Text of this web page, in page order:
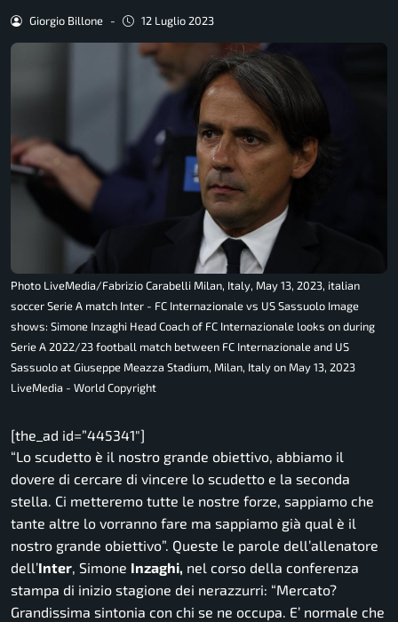
Giorgio Billone - 12 Luglio 2023
Photo LiveMedia/Fabrizio Carabelli Milan, Italy, May 13, 2023, italian
soccer Serie A match Inter - FC Internazionale vs US Sassuolo Image
shows: Simone Inzaghi Head Coach of FC Internazionale looks on during
Serie A 2022/23 football match between FC Internazionale and US
Sassuolo at Giuseppe Meazza Stadium, Milan, Italy on May 13, 2023
LiveMedia - World Copyright
[the_ad id=”445341″]
“Lo scudetto è il nostro grande obiettivo, abbiamo il
dovere di cercare di vincere lo scudetto e la seconda
stella. Ci metteremo tutte le nostre forze, sappiamo che
tante altre lo vorranno fare ma sappiamo già qual è il
nostro grande obiettivo”. Queste le parole dell’allenatore
dell’Inter, Simone Inzaghi, nel corso della conferenza
stampa di inizio stagione dei nerazzurri: “Mercato?
Grandissima sintonia con chi se ne occupa. E’ normale che